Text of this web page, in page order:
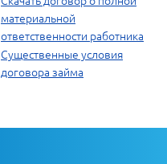
материальной
ответственности работника
Существенные условия
договора займа